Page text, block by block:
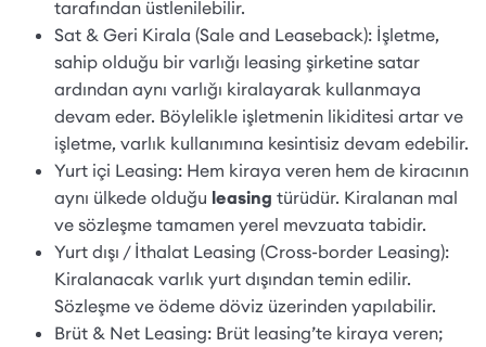
tarafından üstlenilebilir.
Sat & Geri Kirala (Sale and Leaseback): İşletme,
sahip olduğu bir varlığı leasing şirketine satar
ardından aynı varlığı kiralayarak kullanmaya
devam eder. Böylelikle işletmenin likiditesi artar ve
işletme, varlık kullanımına kesintisiz devam edebilir.
Yurt içi Leasing: Hem kiraya veren hem de kiracının
aynı ülkede olduğu leasing türüdür. Kiralanan mal
ve sözleşme tamamen yerel mevzuata tabidir.
Yurt dışı / İthalat Leasing (Cross-border Leasing):
Kiralanacak varlık yurt dışından temin edilir.
Sözleşme ve ödeme döviz üzerinden yapılabilir.
Brüt & Net Leasing: Brüt leasing’te kiraya veren;